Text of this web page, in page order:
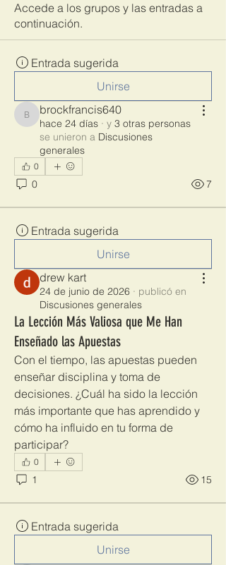
Accede a los grupos y las entradas a
continuación.
Entrada sugerida
Unirse
brockfrancis640
brockfrancis640
hace 24 días · y 3 otras personas
se unieron a Discusiones
generales
0
0 7
Entrada sugerida
Unirse
drew kart
24 de junio de 2026 · publicó en
Discusiones generales
La Lección Más Valiosa que Me Han
Enseñado las Apuestas
Con el tiempo, las apuestas pueden
enseñar disciplina y toma de
decisiones. ¿Cuál ha sido la lección
más importante que has aprendido y
cómo ha influido en tu forma de
participar?
0
1 15
Entrada sugerida
Unirse